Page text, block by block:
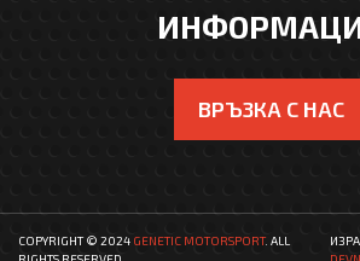
ВРЪЗКА С НАС
COPYRIGHT © 2024 GENETIC MOTORSPORT. ALL